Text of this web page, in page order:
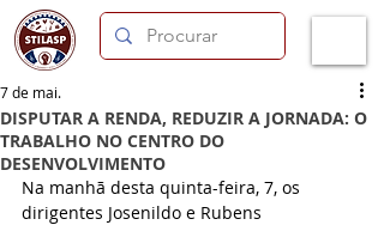
DISPUTAR A RENDA, REDUZIR A JORNADA: O
TRABALHO NO CENTRO DO
DESENVOLVIMENTO
7 de mai.
Na manhã desta quinta-feira, 7, os
dirigentes Josenildo e Rubens